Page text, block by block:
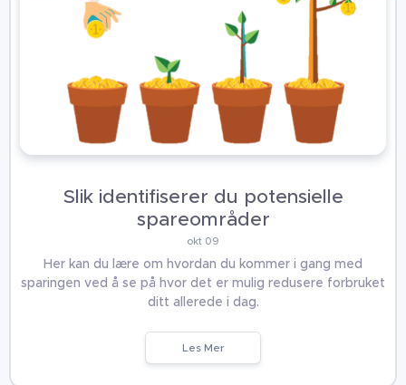
Slik identifiserer du potensielle
spareområder
okt 09
Her kan du lære om hvordan du kommer i gang med
sparingen ved å se på hvor det er mulig redusere forbruket
ditt allerede i dag.
Les Mer